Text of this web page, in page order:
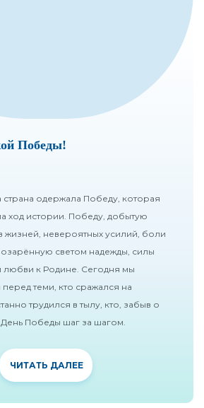
Победы!
страна одержала Победу, которая
ход истории. Победу, добытую
невероятных усилий, боли
светом надежды, силы
любви к Родине. Сегодня мы
теми, кто сражался на
трудился в тылу, кто, забыв о
Победы шаг за шагом.
ЧИТАТЬ ДАЛЕЕ